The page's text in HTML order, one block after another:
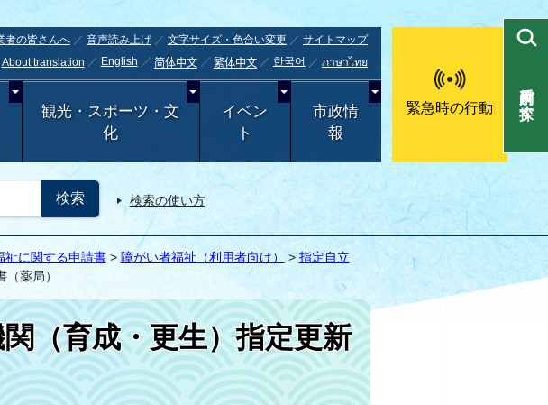
者の皆さんへ 音声読み上げ 文字サイズ・色合い変更
サイトマップ
About translation
English 简体中文 繁体中文 한국어 ภาษาไทย
観光・スポーツ・文
化
イベン
ト
市政情
報
緊急時の行動
検索の使い方
目的別で探す
祉に関する申請書> 障がい者福祉（利用者向け） > 指定自立
薬局）
（育成・更生）指定更新